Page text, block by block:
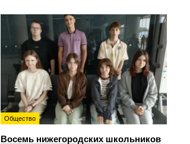
Общество
Восемь нижегородских школьников